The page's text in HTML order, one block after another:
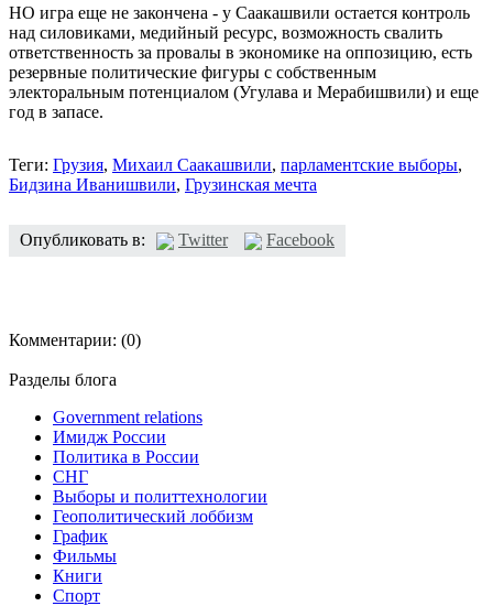
НО игра еще не закончена - у Саакашвили остается контроль
над силовиками, медийный ресурс, возможность свалить
ответственность за провалы в экономике на оппозицию, есть
резервные политические фигуры с собственным
электоральным потенциалом (Угулава и Мерабишвили) и еще
год в запасе.
Теги: Грузия, Михаил Саакашвили, парламентские выборы,
Бидзина Иванишвили, Грузинская мечта
Опубликовать в: Twitter Facebook
Комментарии: (0)
Разделы блога
Government relations
Имидж России
Политика в России
СНГ
Выборы и политтехнологии
Геополитический лоббизм
График
Фильмы
Книги
Спорт